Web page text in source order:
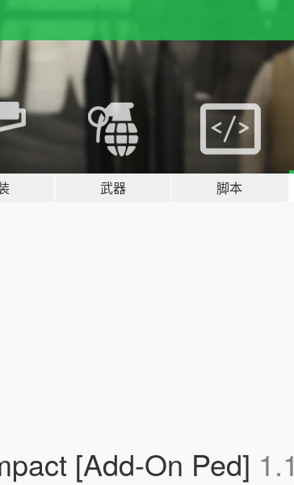
武器 脚本
[Add-On Ped] 1.1